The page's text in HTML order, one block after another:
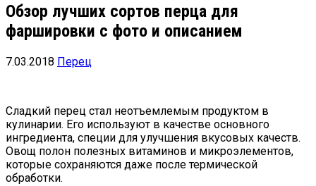
Обзор лучших сортов перца для
фаршировки с фото и описанием
7.03.2018 Перец
Сладкий перец стал неотъемлемым продуктом в
кулинарии. Его используют в качестве основного
ингредиента, специи для улучшения вкусовых качеств.
Овощ полон полезных витаминов и микроэлементов,
которые сохраняются даже после термической
обработки.